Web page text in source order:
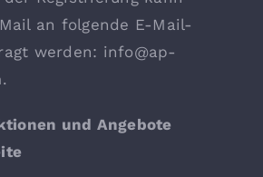
an folgende E-Mail-
werden: info@ap-
und Angebote